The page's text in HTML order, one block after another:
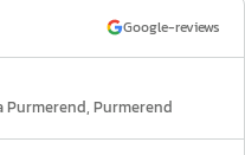
Google-reviews
Purmerend, Purmerend